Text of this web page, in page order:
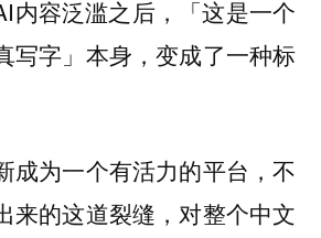
内容泛滥之后，「这是一个
写字」本身，变成了一种标
成为一个有活力的平台，不
来的这道裂缝，对整个中文